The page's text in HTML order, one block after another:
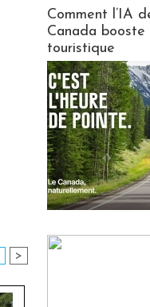
>
Comment l’IA
Canada booste
touristique